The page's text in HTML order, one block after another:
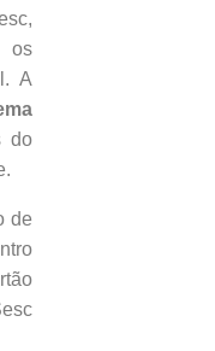
os
A
do
de